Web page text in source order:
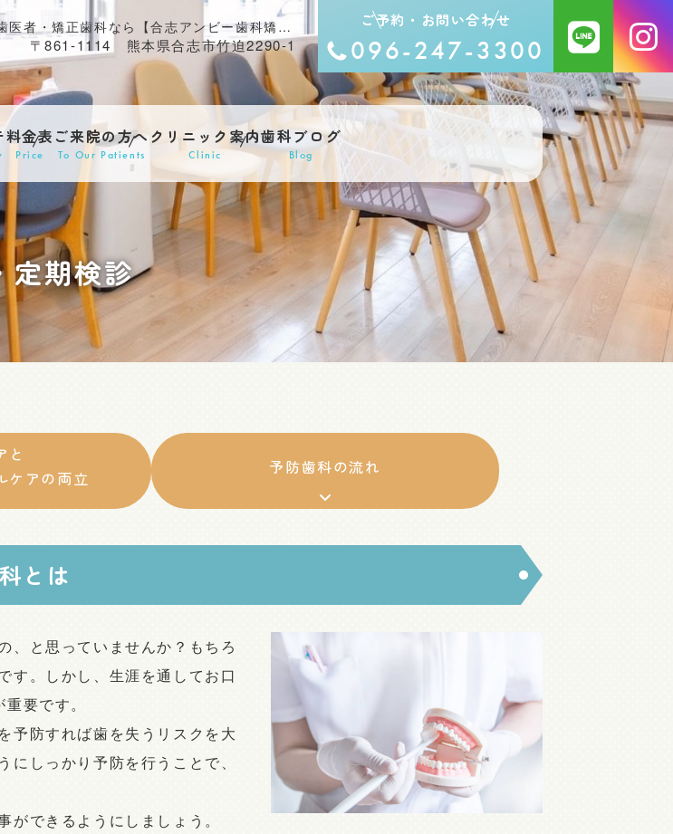
予防歯科・定期検診｜熊本県合志市の歯医者・矯正歯科なら【合志アンビー歯科矯正歯科】
〒861-1114 熊本県合志市竹迫2290-1
ご予約・お問い合わせ
096-247-3300
料金表
Price
ご来院の方へ
To Our Patients
クリニック案内
Clinic
歯科ブログ
Blog
定期検診
と
ケアの両立
予防歯科の流れ
とは
、と思っていませんか？もちろ
す。しかし、生涯を通してお口
要です。
予防すれば歯を失うリスクを大
しっかり予防を行うことで、
できるようにしましょう。